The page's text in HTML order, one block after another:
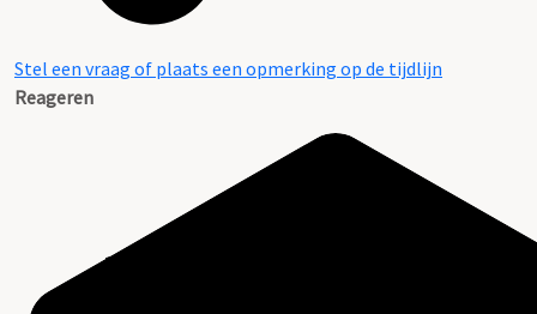
Stel een vraag of plaats een opmerking op de tijdlijn
Reageren